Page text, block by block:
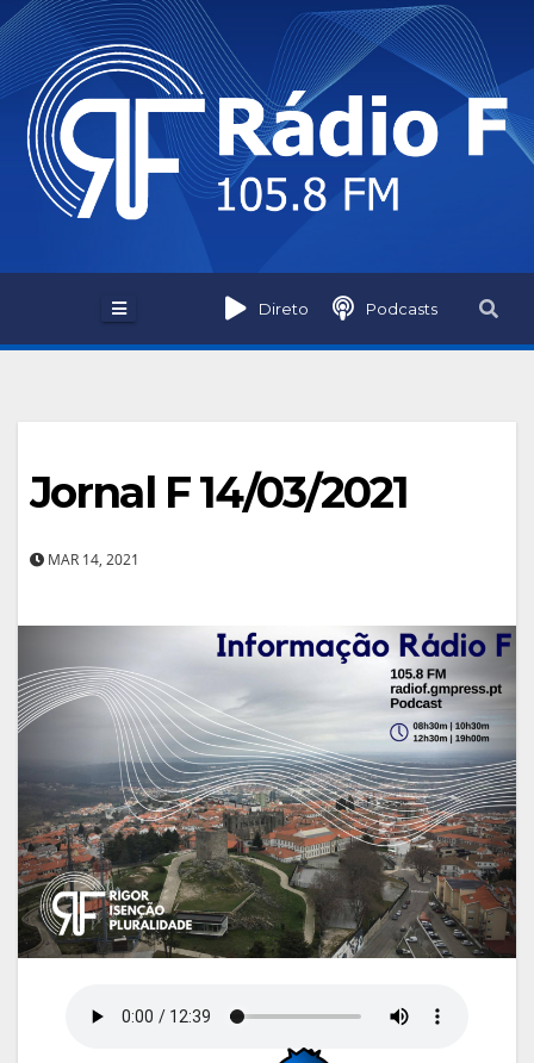
Skip
to
content
Direto Podcasts
Jornal F 14/03/2021
MAR 14, 2021